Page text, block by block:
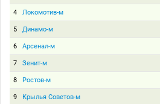
4 Локомотив-м
5 Динамо-м
6 Арсенал-м
7 Зенит-м
8 Ростов-м
9 Крылья Советов-м